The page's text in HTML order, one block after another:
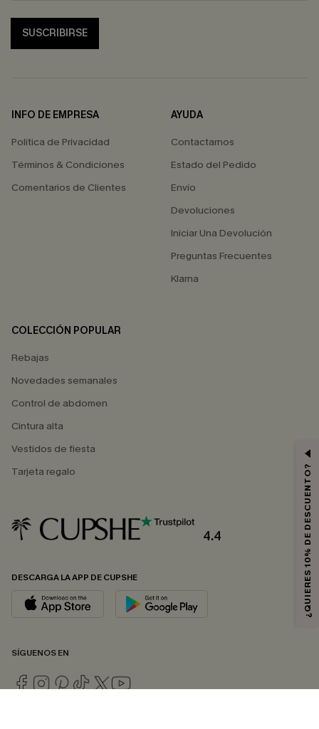
SUSCRIBIRSE
INFO DE EMPRESA
Política de Privacidad
Términos & Condiciones
Comentarios de Clientes
AYUDA
Contactarnos
Estado del Pedido
Envío
Devoluciones
Iniciar Una Devolución
Preguntas Frecuentes
Klarna
COLECCIÓN POPULAR
Rebajas
Novedades semanales
Control de abdomen
Cintura alta
Vestidos de fiesta
Tarjeta regalo
4.4
DESCARGA LA APP DE CUPSHE
SÍGUENOS EN
¿QUIERES 10% DE DESCUENTO?